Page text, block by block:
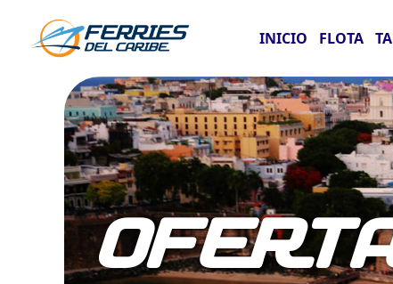
INICIO FLOTA